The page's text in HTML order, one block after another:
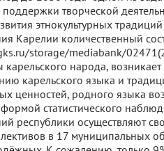
творческой
этнокультурных
Карелии количественный
storage/mediabank/
карельского народа,
карельского языка и
ценностей, родного языка
формой статистического
республики осуществляют
в 17 муниципальных